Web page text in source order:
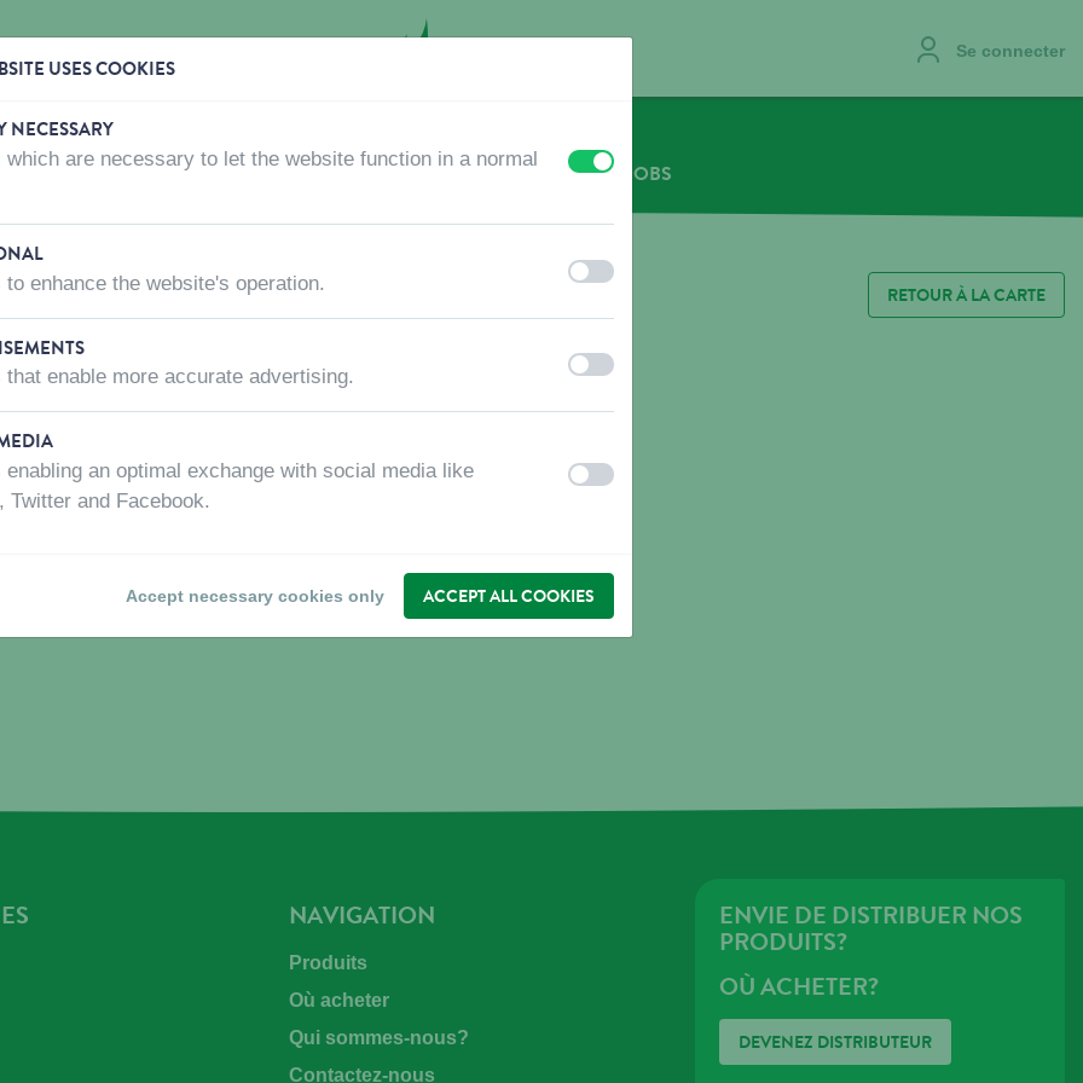
Se connecter
OÙ ACHETER QUI SOMMES-NOUS? CONTACTEZ-NOUS JOBS
pour nos produits!
votre visite pour vous assurer que
pas le cas, n'hésitez pas à leur
RETOUR À LA CARTE
NAVIGATION
Produits
Où acheter
Qui sommes-nous?
Contactez-nous
ENVIE DE DISTRIBUER NOS
PRODUITS?
OÙ ACHETER?
DEVENEZ DISTRIBUTEUR
USES COOKIES
NECESSARY
which are necessary to let the website function in a normal
offon
to enhance the website's operation. off on
that enable more accurate advertising. offon
enabling an optimal exchange with social media like
Twitter and Facebook.
off on
Accept necessary cookies only ACCEPT ALL COOKIES